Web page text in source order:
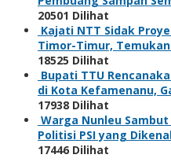
20501 Dilihat
Kajati NTT Sidak
Timor-Timur,
18525 Dilihat
Bupati TTU
di Kota Kefamenanu,
17938 Dilihat
Warga Nunleu
Politisi PSI yang
17446 Dilihat